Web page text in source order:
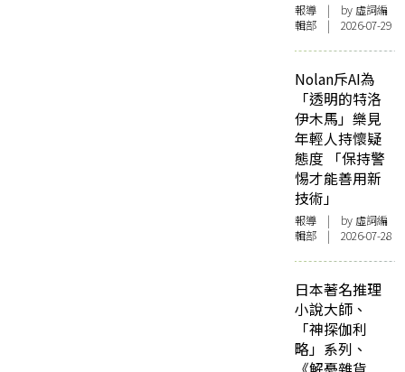
報導 | by 虛詞編
輯部 | 2026-07-29
Nolan斥AI為
「透明的特洛
伊木馬」樂見
年輕人持懷疑
態度 「保持警
惕才能善用新
技術」
報導 | by 虛詞編
輯部 | 2026-07-28
日本著名推理
小說大師、
「神探伽利
略」系列、